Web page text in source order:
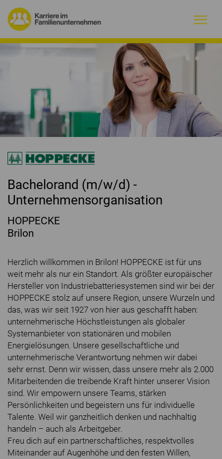
Warum Familienunternehmen?
Jobs
Magazin
Initiative
Kontakt
Bachelorand (m/w/d) -
Unternehmensorganisation
HOPPECKE
Brilon
Herzlich willkommen in Brilon! HOPPECKE ist für uns
weit mehr als nur ein Standort. Als größter europäischer
Hersteller von Industriebatteriesystemen sind wir bei der
HOPPECKE stolz auf unsere Region, unsere Wurzeln und
das, was wir seit 1927 von hier aus geschafft haben:
unternehmerische Höchstleistungen als globaler
Systemanbieter von stationären und mobilen
Energielösungen. Unsere gesellschaftliche und
unternehmerische Verantwortung nehmen wir dabei
sehr ernst. Denn wir wissen, dass unsere mehr als 2.000
Mitarbeitenden die treibende Kraft hinter unserer Vision
sind. Wir empowern unsere Teams, stärken
Persönlichkeiten und begeistern uns für individuelle
Talente. Weil wir ganzheitlich denken und nachhaltig
handeln – auch als Arbeitgeber.
Freu dich auf ein partnerschaftliches, respektvolles
Miteinander auf Augenhöhe und den festen Willen,